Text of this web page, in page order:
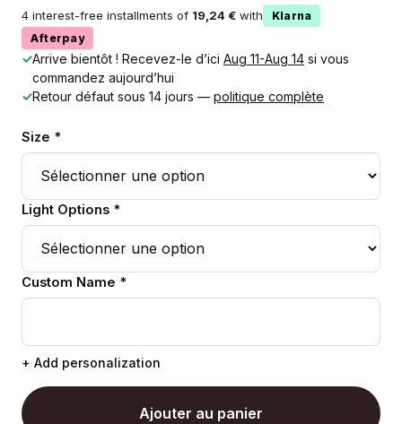
4 interest-free installments of 19,24 € with
Klarna
Afterpay
✓Arrive bientôt ! Recevez-le d’ici Aug 11-Aug 14 si vous
commandez aujourd’hui
✓Retour défaut sous 14 jours — politique complète
Size *
Light Options *
Custom Name *
+ Add personalization
Ajouter au panier